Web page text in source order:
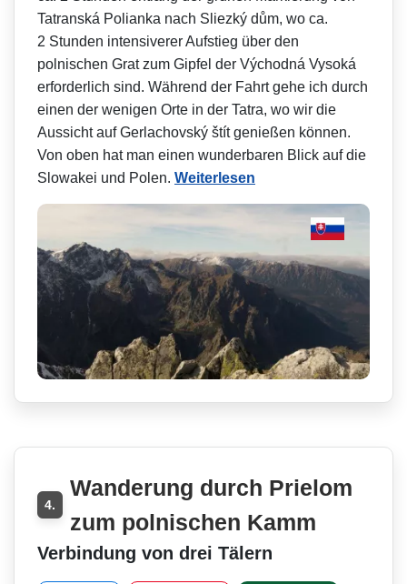
Tatranská Polianka nach Sliezký dům, wo ca.
2 Stunden intensiverer Aufstieg über den
polnischen Grat zum Gipfel der Východná Vysoká
erforderlich sind. Während der Fahrt gehe ich durch
einen der wenigen Orte in der Tatra, wo wir die
Aussicht auf Gerlachovský štít genießen können.
Von oben hat man einen wunderbaren Blick auf die
Slowakei und Polen. Weiterlesen
4.
Wanderung durch Prielom
zum polnischen Kamm
Verbindung von drei Tälern